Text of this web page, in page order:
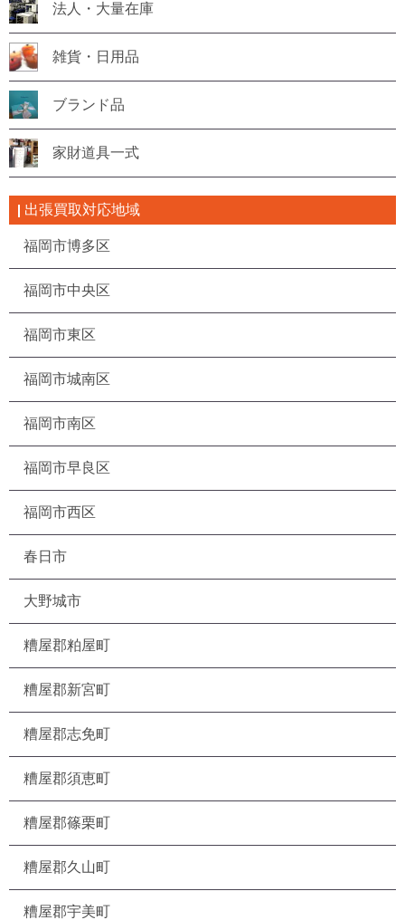
法人・大量在庫
雑貨・日用品
ブランド品
家財道具一式
出張買取対応地域
福岡市博多区
福岡市中央区
福岡市東区
福岡市城南区
福岡市南区
福岡市早良区
福岡市西区
春日市
大野城市
糟屋郡粕屋町
糟屋郡新宮町
糟屋郡志免町
糟屋郡須恵町
糟屋郡篠栗町
糟屋郡久山町
糟屋郡宇美町